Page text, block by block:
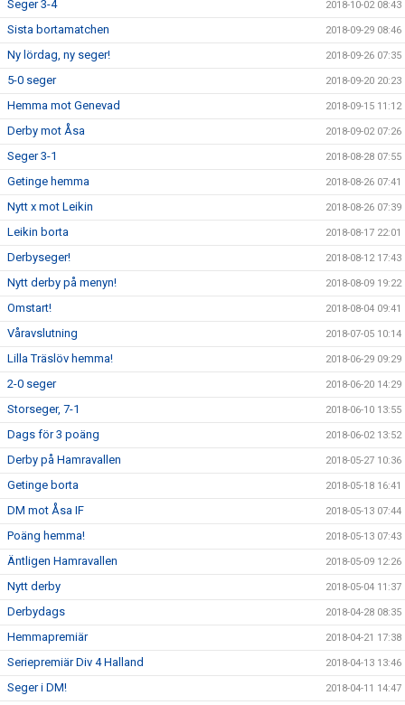
Seger 3-4 2018-10-02 08:43
Sista bortamatchen 2018-09-29 08:46
Ny lördag, ny seger! 2018-09-26 07:35
5-0 seger 2018-09-20 20:23
Hemma mot Genevad 2018-09-15 11:12
Derby mot Åsa 2018-09-02 07:26
Seger 3-1 2018-08-28 07:55
Getinge hemma 2018-08-26 07:41
Nytt x mot Leikin 2018-08-26 07:39
Leikin borta 2018-08-17 22:01
Derbyseger! 2018-08-12 17:43
Nytt derby på menyn! 2018-08-09 19:22
Omstart! 2018-08-04 09:41
Våravslutning 2018-07-05 10:14
Lilla Träslöv hemma! 2018-06-29 09:29
2-0 seger 2018-06-20 14:29
Storseger, 7-1 2018-06-10 13:55
Dags för 3 poäng 2018-06-02 13:52
Derby på Hamravallen 2018-05-27 10:36
Getinge borta 2018-05-18 16:41
DM mot Åsa IF 2018-05-13 07:44
Poäng hemma! 2018-05-13 07:43
Äntligen Hamravallen 2018-05-09 12:26
Nytt derby 2018-05-04 11:37
Derbydags 2018-04-28 08:35
Hemmapremiär 2018-04-21 17:38
Seriepremiär Div 4 Halland 2018-04-13 13:46
Seger i DM! 2018-04-11 14:47